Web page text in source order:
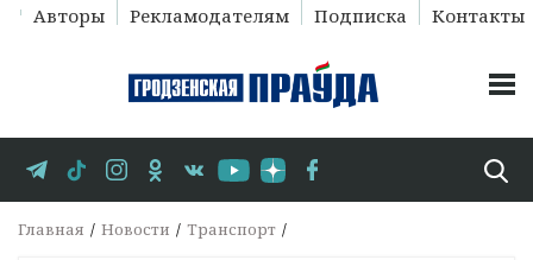
Авторы Рекламодателям Подписка Контакты
Главная Новости Транспорт